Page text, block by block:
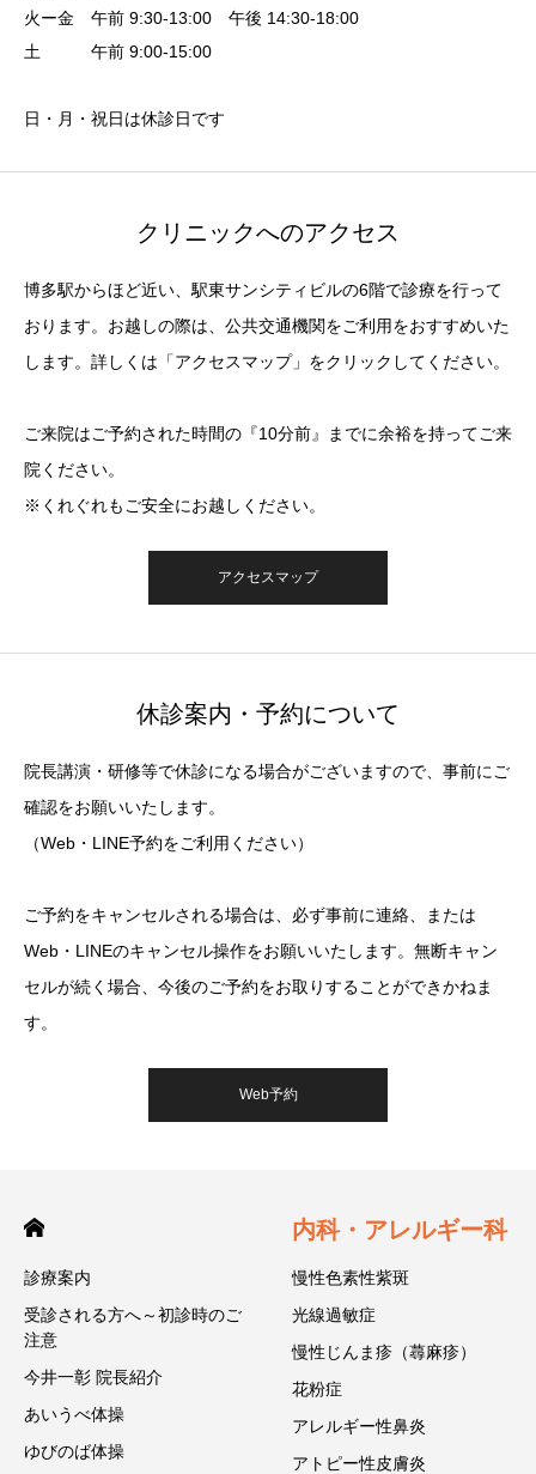
火ー金 午前 9:30-13:00 午後 14:30-18:00
土 午前 9:00-15:00
日・月・祝日は休診日です
クリニックへのアクセス
博多駅からほど近い、駅東サンシティビルの6階で診療を行って
おります。お越しの際は、公共交通機関をご利用をおすすめいた
します。詳しくは「アクセスマップ」をクリックしてください。
ご来院はご予約された時間の『10分前』までに余裕を持ってご来
院ください。
※くれぐれもご安全にお越しください。
アクセスマップ
休診案内・予約について
院長講演・研修等で休診になる場合がございますので、事前にご
確認をお願いいたします。
（Web・LINE予約をご利用ください）
ご予約をキャンセルされる場合は、必ず事前に連絡、または
Web・LINEのキャンセル操作をお願いいたします。無断キャン
セルが続く場合、今後のご予約をお取りすることができかねま
す。
Web予約
診療案内
受診される方へ～初診時のご
注意
今井一彰 院長紹介
あいうべ体操
ゆびのば体操
内科・アレルギー科
慢性色素性紫斑
光線過敏症
慢性じんま疹（蕁麻疹）
花粉症
アレルギー性鼻炎
アトピー性皮膚炎